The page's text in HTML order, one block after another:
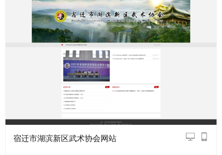
宿迁市湖滨新区武术协会网站